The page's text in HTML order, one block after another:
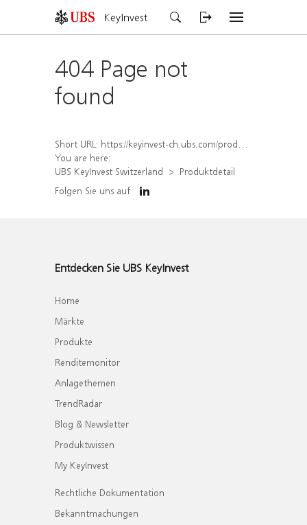
KeyInvest
404 Page not
found
Short URL: https://keyinvest-ch.ubs.com/produkt/detail/index/isin/CH1452453579
You are here:
UBS KeyInvest Switzerland
Produktdetail
Folgen Sie uns auf
Entdecken Sie UBS KeyInvest
Home
Märkte
Produkte
Renditemonitor
Anlagethemen
TrendRadar
Blog & Newsletter
Produktwissen
My KeyInvest
Rechtliche Dokumentation
Bekanntmachungen